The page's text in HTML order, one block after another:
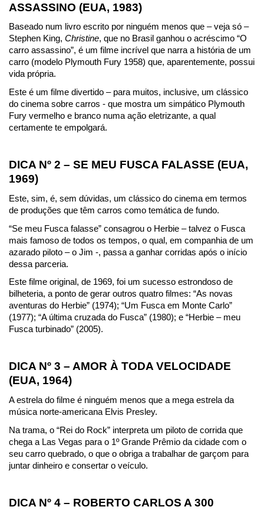
ASSASSINO (EUA, 1983)
Baseado num livro escrito por ninguém menos que – veja só –
Stephen King, Christine, que no Brasil ganhou o acréscimo “O
carro assassino”, é um filme incrível que narra a história de um
carro (modelo Plymouth Fury 1958) que, aparentemente, possui
vida própria.
Este é um filme divertido – para muitos, inclusive, um clássico
do cinema sobre carros - que mostra um simpático Plymouth
Fury vermelho e branco numa ação eletrizante, a qual
certamente te empolgará.
DICA Nº 2 – SE MEU FUSCA FALASSE (EUA,
1969)
Este, sim, é, sem dúvidas, um clássico do cinema em termos
de produções que têm carros como temática de fundo.
“Se meu Fusca falasse” consagrou o Herbie – talvez o Fusca
mais famoso de todos os tempos, o qual, em companhia de um
azarado piloto – o Jim -, passa a ganhar corridas após o início
dessa parceria.
Este filme original, de 1969, foi um sucesso estrondoso de
bilheteria, a ponto de gerar outros quatro filmes: “As novas
aventuras do Herbie” (1974); “Um Fusca em Monte Carlo”
(1977); “A última cruzada do Fusca” (1980); e “Herbie – meu
Fusca turbinado” (2005).
DICA Nº 3 – AMOR À TODA VELOCIDADE
(EUA, 1964)
A estrela do filme é ninguém menos que a mega estrela da
música norte-americana Elvis Presley.
Na trama, o “Rei do Rock” interpreta um piloto de corrida que
chega a Las Vegas para o 1º Grande Prêmio da cidade com o
seu carro quebrado, o que o obriga a trabalhar de garçom para
juntar dinheiro e consertar o veículo.
DICA Nº 4 – ROBERTO CARLOS A 300